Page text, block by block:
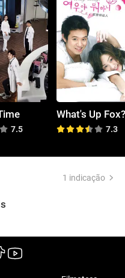
7.5
What's Up
7.3
1 indicação